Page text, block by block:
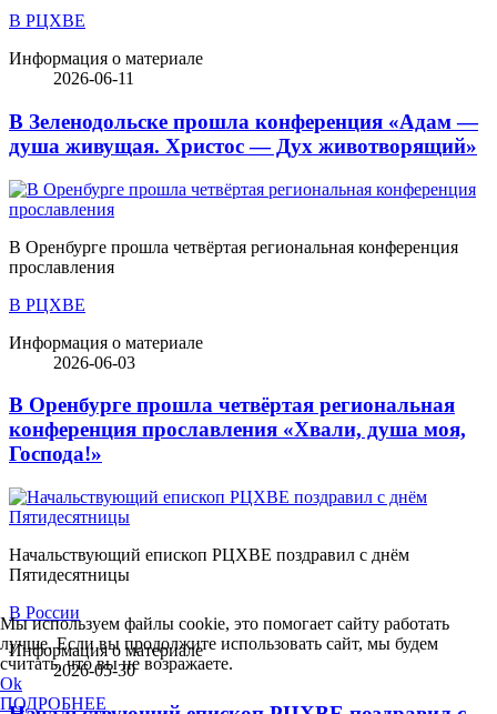
В РЦХВЕ
Информация о материале
2026-06-11
В Зеленодольске прошла конференция «Адам —
душа живущая. Христос — Дух животворящий»
В Оренбурге прошла четвёртая региональная конференция
прославления
В РЦХВЕ
Информация о материале
2026-06-03
В Оренбурге прошла четвёртая региональная
конференция прославления «Хвали, душа моя,
Господа!»
Начальствующий епископ РЦХВЕ поздравил с днём
Пятидесятницы
В России
Информация о материале
2026-05-30
Мы используем файлы cookie, это помогает сайту работать
лучше. Если вы продолжите использовать сайт, мы будем
считать, что вы не возражаете.
Ok
ПОДРОБНЕЕ